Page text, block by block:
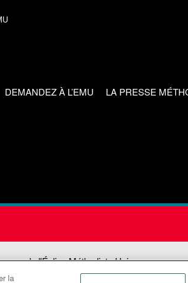
DEMANDEZ À L’EMU LA PRESSE
de l'Église Méthodiste Unie
Tous droits réservés
la